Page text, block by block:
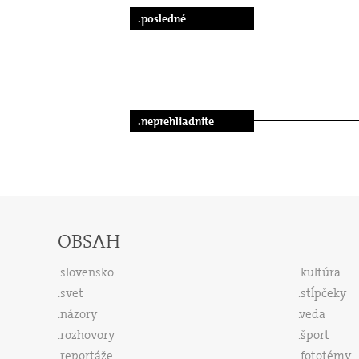
.posledné
.neprehliadnite
OBSAH
slovensko
svet
názory
rozhovory
reportáže
kultúra
stĺpčeky
veda
šport
fototémy